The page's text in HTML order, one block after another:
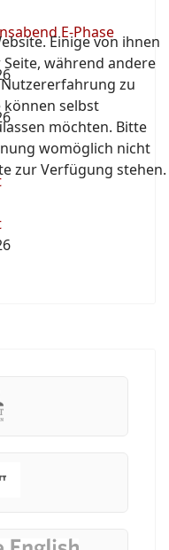
E-Phase
Einige von ihnen
während andere
zu
können selbst
möchten. Bitte
womöglich nicht
zur Verfügung stehen.